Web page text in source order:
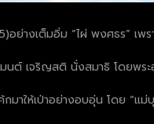
อย่างเต็มอิ่ม “ไผ่ พงศธร” เ
ต์ เจริญสติ นั่งสมาธิ โดยพระ
กมาให้เป่าอย่างอบอุ่น โดย “